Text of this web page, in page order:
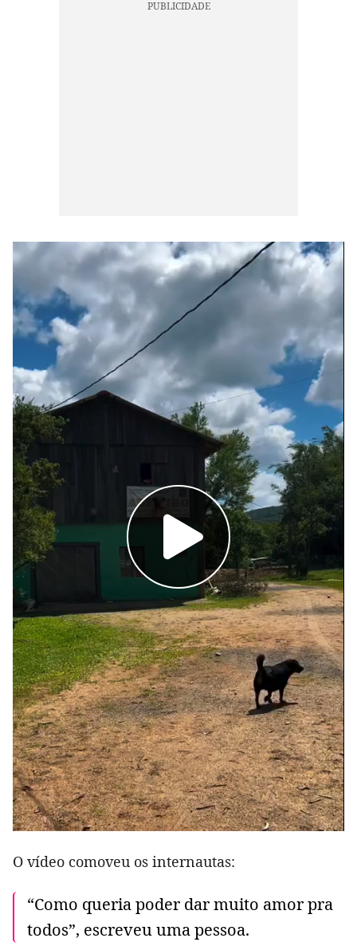
O vídeo comoveu os internautas:
“Como queria poder dar muito amor pra
todos”, escreveu uma pessoa.